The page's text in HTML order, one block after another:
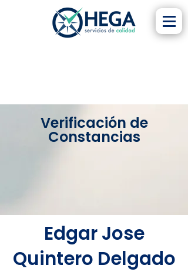
Verificación de
Constancias
Edgar Jose
Quintero Delgado